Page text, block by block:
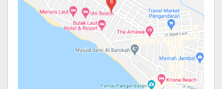
Butuh Bantuan?
Kami siap melayani anda dan membantu anda
mendapatkan kamar yang terbaik untuk liburan
anda, jangan sungkan untuk hubungi kami